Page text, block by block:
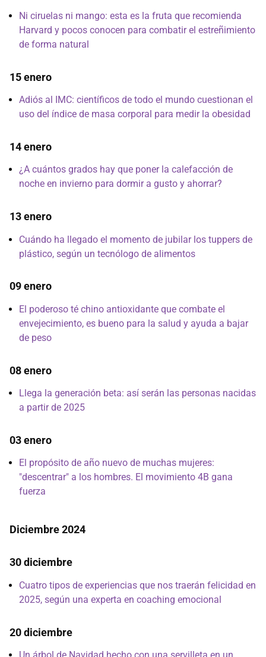
Ni ciruelas ni mango: esta es la fruta que recomienda
Harvard y pocos conocen para combatir el estreñimiento
de forma natural
15 enero
Adiós al IMC: científicos de todo el mundo cuestionan el
uso del índice de masa corporal para medir la obesidad
14 enero
¿A cuántos grados hay que poner la calefacción de
noche en invierno para dormir a gusto y ahorrar?
13 enero
Cuándo ha llegado el momento de jubilar los tuppers de
plástico, según un tecnólogo de alimentos
09 enero
El poderoso té chino antioxidante que combate el
envejecimiento, es bueno para la salud y ayuda a bajar
de peso
08 enero
Llega la generación beta: así serán las personas nacidas
a partir de 2025
03 enero
El propósito de año nuevo de muchas mujeres:
"descentrar" a los hombres. El movimiento 4B gana
fuerza
Diciembre 2024
30 diciembre
Cuatro tipos de experiencias que nos traerán felicidad en
2025, según una experta en coaching emocional
20 diciembre